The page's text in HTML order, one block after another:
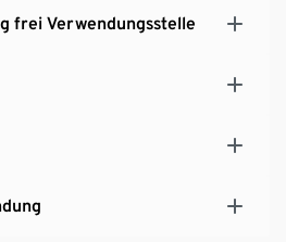
frei Verwendungsstelle